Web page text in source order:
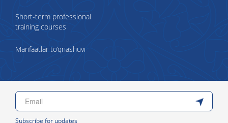
Short-term professional
training courses
Manfaatlar to‘qnashuvi
Subscribe for updates